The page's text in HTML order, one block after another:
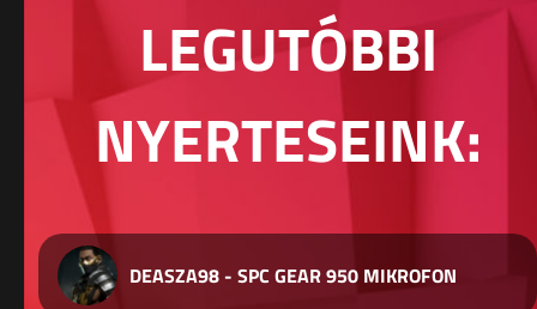
LEGUTÓBBI
NYERTESEINK:
DEASZA98 - SPC GEAR 950 MIKROFON